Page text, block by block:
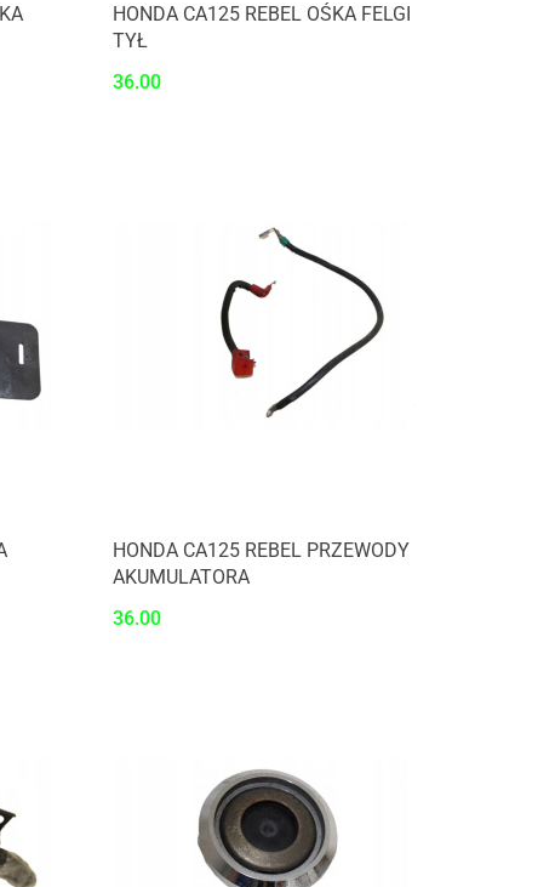
HONDA CA125 REBEL OŚKA FELGI
TYŁ
36.00
HONDA CA125 REBEL PRZEWODY
AKUMULATORA
36.00